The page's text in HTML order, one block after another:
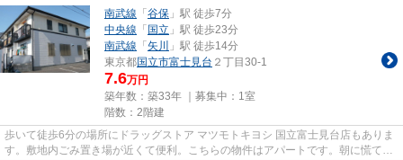
南武線 「 谷保 」駅 徒歩7分
中央線 「 国立 」駅 徒歩23分
南武線 「 矢川
」駅 徒歩14分
東京都国立市富士見台 ２丁目30-1
7.6万円
築年数：築33年 ｜募集中： 1室
階数：2階建
歩いて徒歩6分の場所にドラッグストア マツモトキヨシ 国立富士見台店もありま
す。敷地内ごみ置き場が近くて便利。こちらの物件はアパートです。朝に慌てる